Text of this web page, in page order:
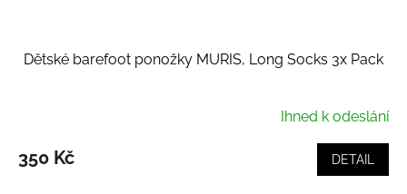
Dětské barefoot ponožky MURIS, Long Socks 3x Pack
Ihned k odeslání
350 Kč DETAIL